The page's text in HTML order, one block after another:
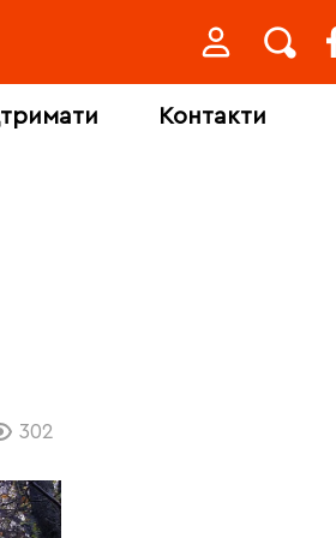
Контакти
302